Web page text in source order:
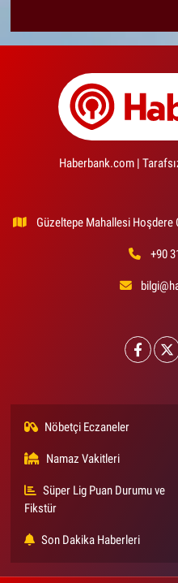
Haberbank.com |
Güzeltepe Mahallesi
+90
Nöbetçi Eczaneler
Namaz Vakitleri
Süper Lig Puan Durumu ve
Fikstür
Son Dakika Haberleri